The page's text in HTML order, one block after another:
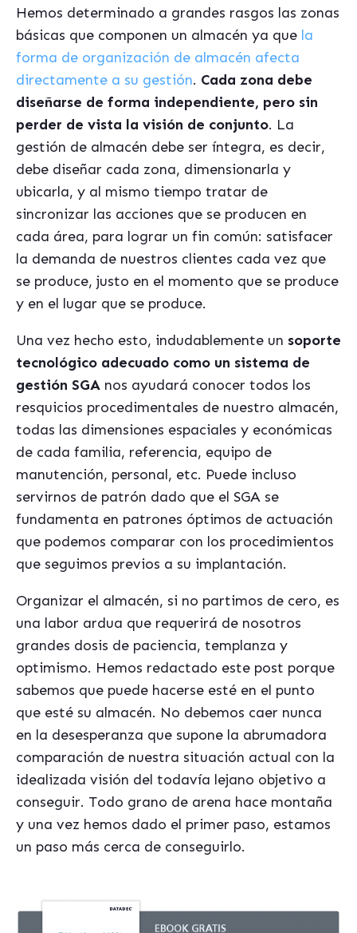
Hemos determinado a grandes rasgos las zonas
básicas que componen un almacén ya que la
forma de organización de almacén afecta
directamente a su gestión. Cada zona debe
diseñarse de forma independiente, pero sin
perder de vista la visión de conjunto. La
gestión de almacén debe ser íntegra, es decir,
debe diseñar cada zona, dimensionarla y
ubicarla, y al mismo tiempo tratar de
sincronizar las acciones que se producen en
cada área, para lograr un fin común: satisfacer
la demanda de nuestros clientes cada vez que
se produce, justo en el momento que se produce
y en el lugar que se produce.
Una vez hecho esto, indudablemente un soporte
tecnológico adecuado como un sistema de
gestión SGA nos ayudará conocer todos los
resquicios procedimentales de nuestro almacén,
todas las dimensiones espaciales y económicas
de cada familia, referencia, equipo de
manutención, personal, etc. Puede incluso
servirnos de patrón dado que el SGA se
fundamenta en patrones óptimos de actuación
que podemos comparar con los procedimientos
que seguimos previos a su implantación.
Organizar el almacén, si no partimos de cero, es
una labor ardua que requerirá de nosotros
grandes dosis de paciencia, templanza y
optimismo. Hemos redactado este post porque
sabemos que puede hacerse esté en el punto
que esté su almacén. No debemos caer nunca
en la desesperanza que supone la abrumadora
comparación de nuestra situación actual con la
idealizada visión del todavía lejano objetivo a
conseguir. Todo grano de arena hace montaña
y una vez hemos dado el primer paso, estamos
un paso más cerca de conseguirlo.